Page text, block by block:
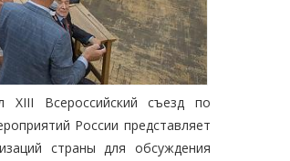
XIII Всероссийский съезд по
России представляет
страны для обсуждения